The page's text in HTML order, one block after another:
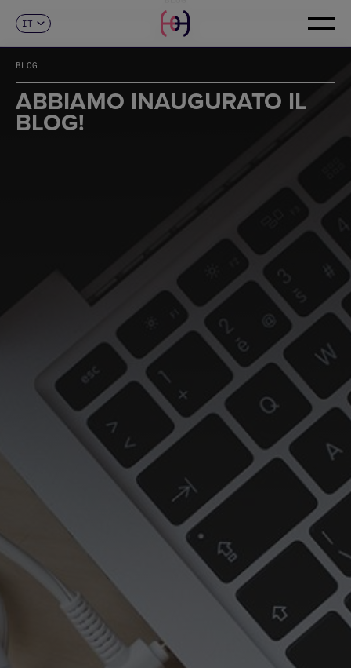
EN
FR
DE
IT
PT
CONTATTI
BLOG
ABBIAMO INAUGURATO IL
BLOG!